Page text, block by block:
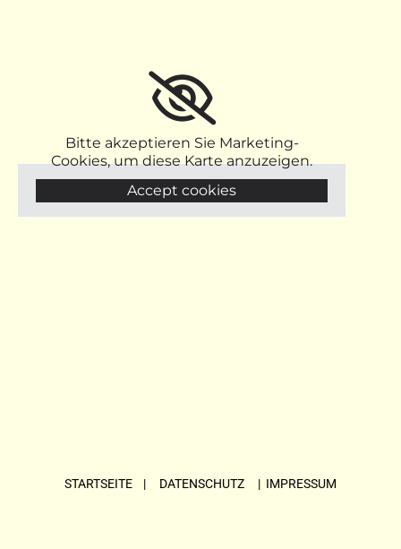
Bitte akzeptieren Sie Marketing-
Cookies, um diese Karte anzuzeigen.
Accept cookies
STARTSEITE | DATENSCHUTZ | IMPRESSUM